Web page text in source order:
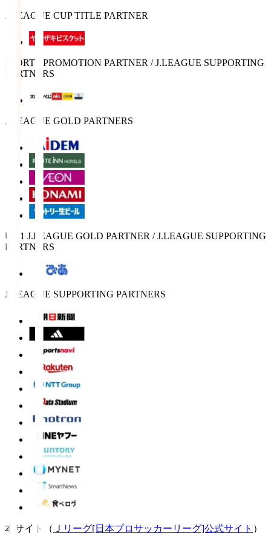
J.LEAGUE CUP TITLE PARTNER
SPORTS PROMOTION PARTNER / J.LEAGUE SUPPORTING
PARTNERS
J.LEAGUE GOLD PARTNERS
U-21 J.LEAGUE GOLD PARTNER / J.LEAGUE SUPPORTING
PARTNERS
J.LEAGUE SUPPORTING PARTNERS
本サイト（ Ｊリーグ[日本プロサッカーリーグ]公式サイト ）